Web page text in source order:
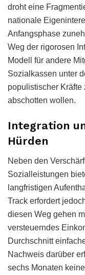
droht eine
nationale
Anfangsphase
Weg der rigorosen
Modell für andere
Sozialkassen unter
populistischer
abschotten wollen.
Integration
Hürden
Neben den
Sozialleistungen
langfristigen
Track erfordert
diesen Weg gehen
versteuerndes
Durchschnitt
Nachweis darüber
sechs Monaten